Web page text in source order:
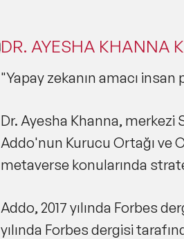
DR. AYESHA KHANNA
"Yapay zekanın amacı
Dr. Ayesha Khanna, merkezi
Addo'nun Kurucu Ortağı ve
metaverse konularında
Addo, 2017 yılında Forbes
yılında Forbes dergisi